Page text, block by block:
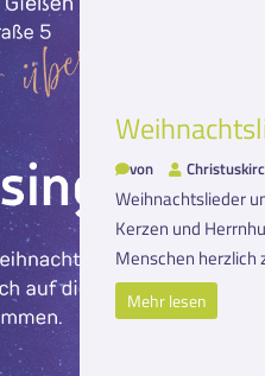
von
Weihnachtslieder
Kerzen und
Menschen herzlich
Mehr lesen